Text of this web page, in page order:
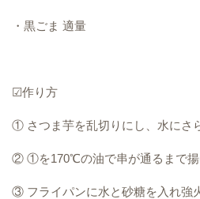
・黒ごま 適量
☑作り方
① さつま芋を乱切りにし、水にさ
② ①を170℃の油で串が通るまで揚
③ フライパンに水と砂糖を入れ強